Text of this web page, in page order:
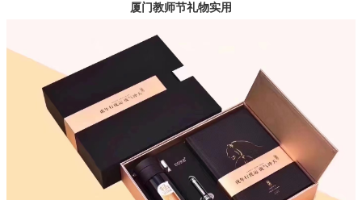
厦门教师节礼物实用